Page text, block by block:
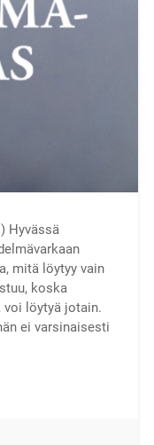
Hyvässä
mitä löytyy vain
koska
voi löytyä jotain.
ei varsinaisesti